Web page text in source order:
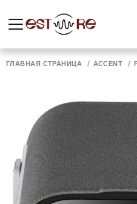
ГЛАВНАЯ СТРАНИЦА ACCENT